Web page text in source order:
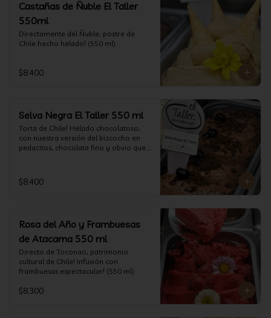
Castañas de Ñuble El Taller
550ml
Directamente del Ñuble, postre de
Chile hecho helado! (550 ml)
$8.400
Selva Negra El Taller 550 ml
Torta de Chile! Helado chocolatoso,
con nuestra versión del bizcocho en
pedacitos, chocolate fino y obvio que
$8.400
Rosa del Año y Frambuesas
de Atacama 550 ml
Directo de Toconao, patrimonio
cultural de Chile! Infusión con
frambuesas espectacular! (550 ml)
$8.300